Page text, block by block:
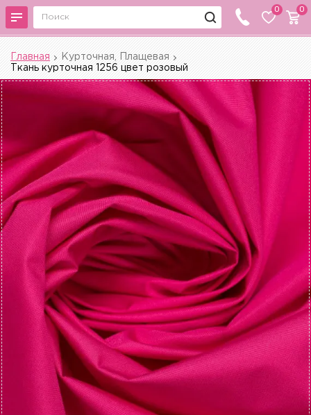
0 0
Главная
Курточная, Плащевая
Ткань курточная 1256 цвет розовый